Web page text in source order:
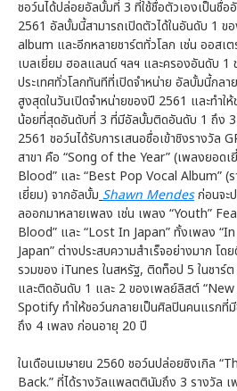
ชอว์นได้ปล่อยอัลบั้มที่ 3 ที่ใช้ชื่อตัวเองเป็นชื่
2561 อัลบั้มนี้สามารถเปิดตัวได้ในอันดับ 1
album และอีกหลายชาร์ตทั่วโลก เช่น ออสเต
เบลเยี่ยม ฮอลแลนด์ ฯลฯ และครองอันดับ 1
ประเทศทั่วโลกทันทีที่เปิดจำหน่าย อัลบั้มนี้กล
สูงสุดในวันเปิดจำหน่ายของปี 2561 และทำใ
น้อยที่สุดอันดับที่ 3 ที่มีอัลบั้มติดอันดับ 1 ถึง
2561 ชอว์นได้รับการเสนอชื่อเข้าชิงรางวัล
สาขา คือ “Song of the Year” (เพลงยอด
Blood” และ “Best Pop Vocal Album” (
เยี่ยม) จากอัลบั้ม Shawn Mendesก่อนจะ
ลออกมาหลายเพลง เช่น เพลง “Youth”
Blood” และ “Lost In Japan” ทั้งเพลง
Japan” ต่างประสบความสำเร็จอย่างมาก โ
รวมของ iTunes ในสหรัฐ, ติดท็อป 5 ในชาร์
และติดอันดับ 1 และ 2 ของเพลย์ลิสต์
Spotify ทำให้ชอว์นกลายเป็นศิลปินคนแรกที่
ถึง 4 เพลง ก่อนอายุ 20 ปี
ในเดือนเมษายน 2560 ชอว์นปล่อยซิงเกิล
Back.” ที่ได้รางวัลแพลตตินัมถึง 3 รางวัล